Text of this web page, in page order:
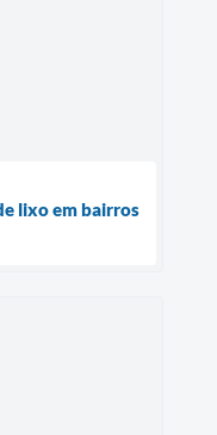
lixo em bairros